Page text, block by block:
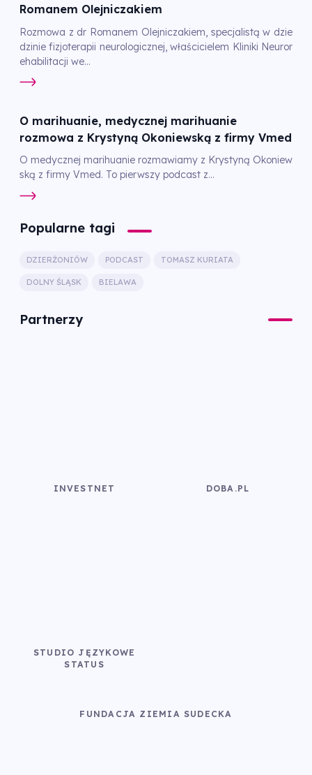
Romanem Olejniczakiem
Rozmowa z dr Romanem Olejniczakiem, specjalistą w dzie
dzinie fizjoterapii neurologicznej, właścicielem Kliniki Neuror
ehabilitacji we...
O marihuanie, medycznej marihuanie
rozmowa z Krystyną Okoniewską z firmy Vmed
O medycznej marihuanie rozmawiamy z Krystyną Okoniew
ską z firmy Vmed. To pierwszy podcast z...
Popularne tagi
DZIERŻONIÓW PODCAST TOMASZ KURIATA
DOLNY ŚLĄSK BIELAWA
Partnerzy
INVESTNET DOBA.PL
STUDIO JĘZYKOWE
STATUS
FUNDACJA ZIEMIA SUDECKA